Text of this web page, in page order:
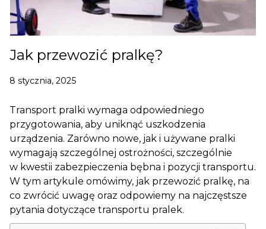
Jak przewozić pralkę?
8 stycznia, 2025
Transport pralki wymaga odpowiedniego
przygotowania, aby uniknąć uszkodzenia
urządzenia. Zarówno nowe, jak i używane pralki
wymagają szczególnej ostrożności, szczególnie
w kwestii zabezpieczenia bębna i pozycji transportu.
W tym artykule omówimy, jak przewozić pralkę, na
co zwrócić uwagę oraz odpowiemy na najczęstsze
pytania dotyczące transportu pralek.